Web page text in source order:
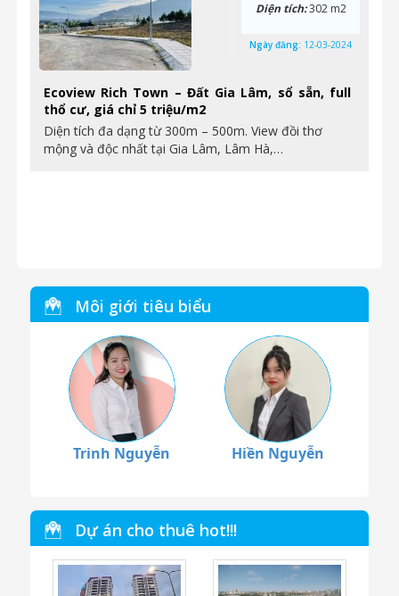
Ecoview Rich Town – Đất Gia Lâm, sổ sẵn, full
thổ cư, giá chỉ 5 triệu/m2
Diện tích đa dạng từ 300m – 500m. View đồi thơ
mộng và độc nhất tại Gia Lâm, Lâm Hà,…
Diện tích:302 m2
Ngày đăng: 12-03-2024
Môi giới tiêu biểu
Trinh Nguyễn Hiền Nguyễn
Dự án cho thuê hot!!!